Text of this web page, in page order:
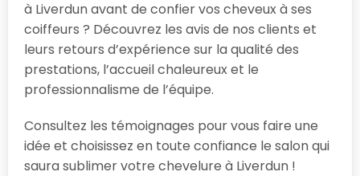
à Liverdun avant de confier vos cheveux à ses
coiffeurs ? Découvrez les avis de nos clients et
leurs retours d’expérience sur la qualité des
prestations, l’accueil chaleureux et le
professionnalisme de l’équipe.
Consultez les témoignages pour vous faire une
idée et choisissez en toute confiance le salon qui
saura sublimer votre chevelure à Liverdun !